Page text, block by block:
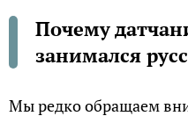
Почему
занимался
Мы редко обращаем